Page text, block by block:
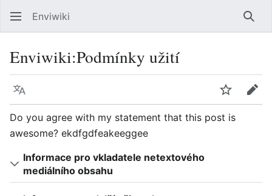
Enviwiki
Enviwiki:Podmínky užití
Jazyk Sledovat
Do you agree with my statement that this post is
awesome? ekdfgdfeakeeggee
Informace pro vkladatele netextového
mediálního obsahu